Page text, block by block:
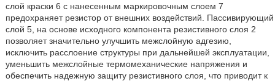
слой краски 6 с нанесенным маркировочным слоем 7
предохраняет резистор от внешних воздействий. Пассивирующий
слой 5, на основе исходного компонента резистивного слоя 2
позволяет значительно улучшить межслойную адгезию,
исключить расслоение структуры при дальнейшей эксплуатации,
уменьшить межслойные термомеханические напряжения и
обеспечить надежную защиту резистивного слоя, что приводит к